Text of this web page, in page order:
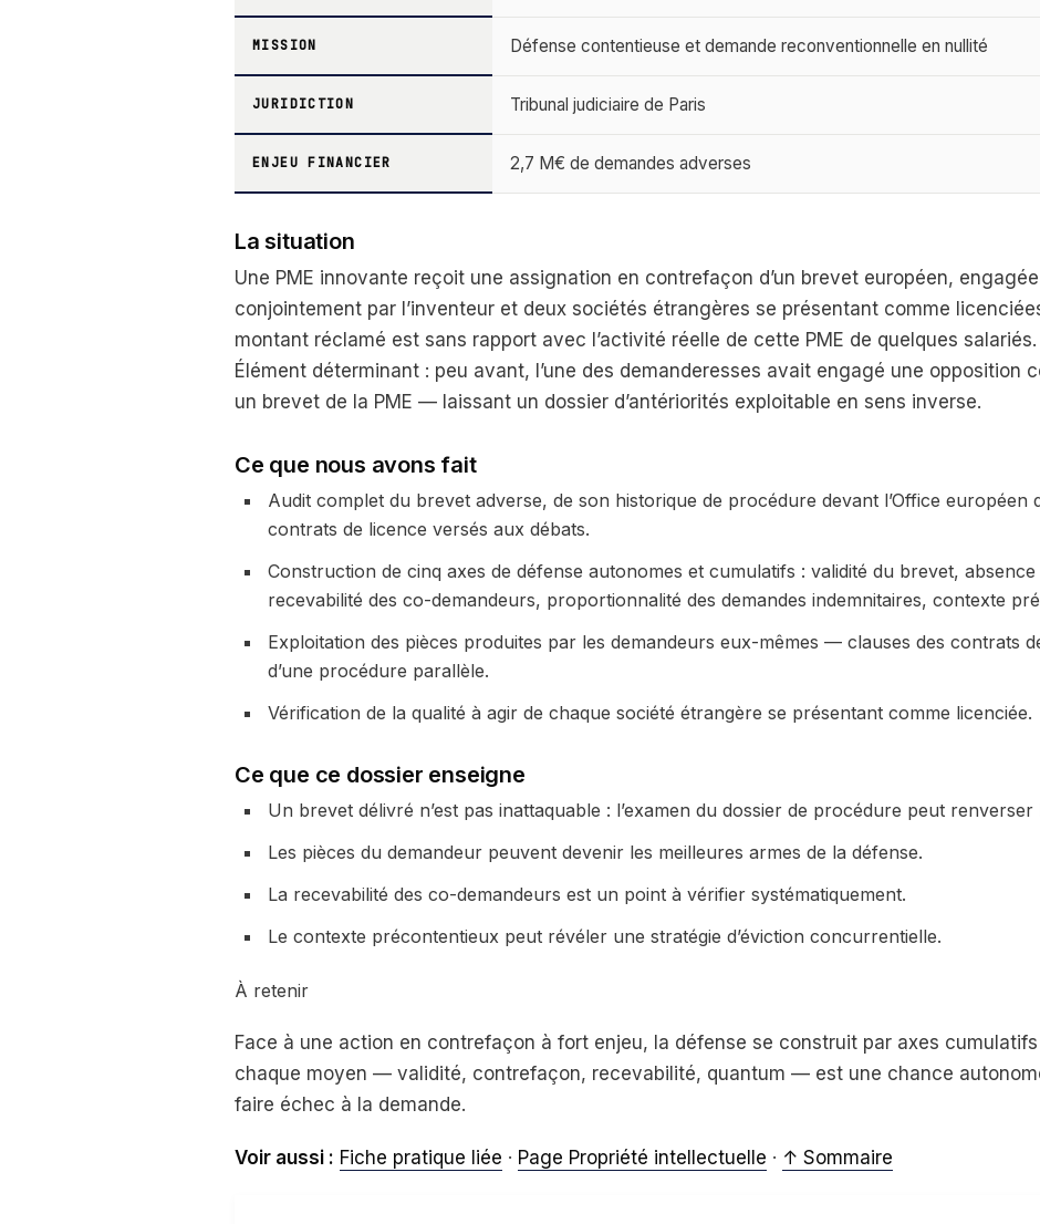
MISSION Défense contentieuse et demande reconventionnelle en nullité
JURIDICTION Tribunal judiciaire de Paris
ENJEU FINANCIER 2,7 M€ de demandes adverses
La situation
Une PME innovante reçoit une assignation en contrefaçon d’un brevet européen, engagée
conjointement par l’inventeur et deux sociétés étrangères se présentant comme
montant réclamé est sans rapport avec l’activité réelle de cette PME de quelques salariés.
Élément déterminant : peu avant, l’une des demanderesses avait engagé une opposition
un brevet de la PME — laissant un dossier d’antériorités exploitable en sens inverse.
Ce que nous avons fait
Audit complet du brevet adverse, de son historique de procédure devant l’Office européen
contrats de licence versés aux débats.
Construction de cinq axes de défense autonomes et cumulatifs : validité du brevet,
recevabilité des co-demandeurs, proportionnalité des demandes indemnitaires, contexte
Exploitation des pièces produites par les demandeurs eux-mêmes — clauses des contrats
d’une procédure parallèle.
Vérification de la qualité à agir de chaque société étrangère se présentant comme licenciée.
Ce que ce dossier enseigne
Un brevet délivré n’est pas inattaquable : l’examen du dossier de procédure peut renverser
Les pièces du demandeur peuvent devenir les meilleures armes de la défense.
La recevabilité des co-demandeurs est un point à vérifier systématiquement.
Le contexte précontentieux peut révéler une stratégie d’éviction concurrentielle.
À retenir
Face à une action en contrefaçon à fort enjeu, la défense se construit par axes cumulatifs
chaque moyen — validité, contrefaçon, recevabilité, quantum — est une chance
faire échec à la demande.
Voir aussi : Fiche pratique liée · Page Propriété intellectuelle · ↑ Sommaire